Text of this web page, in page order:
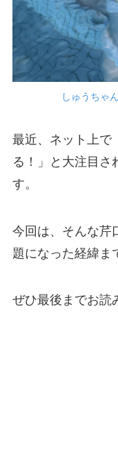
しゅうちゃ
最近、ネット上で
る！」と大注目さ
す。
今回は、そんな芹
題になった経緯ま
ぜひ最後までお読